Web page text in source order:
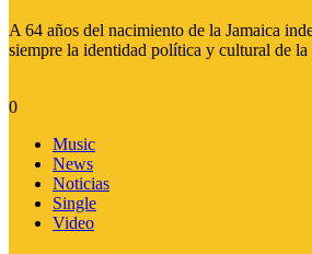
A 64 años del nacimiento de la Jamaica
siempre la identidad política y cultural de
0
Music
News
Noticias
Single
Video